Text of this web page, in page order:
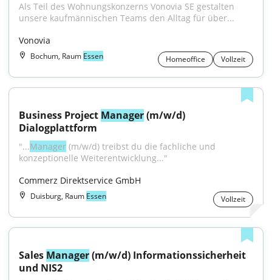
Als Teil des Wohnungskonzerns Vonovia SE gestalten
unsere kaufmännischen Teams den Alltag für über...
Vonovia
Bochum, Raum Essen Homeoffice Vollzeit
Business Project Manager (m/w/d)
Dialogplattform
"...Manager (m/w/d) treibst du die fachliche und
konzeptionelle Weiterentwicklung..."
Commerz Direktservice GmbH
Duisburg, Raum Essen Vollzeit
Sales Manager (m/w/d) Informationssicherheit
und NIS2